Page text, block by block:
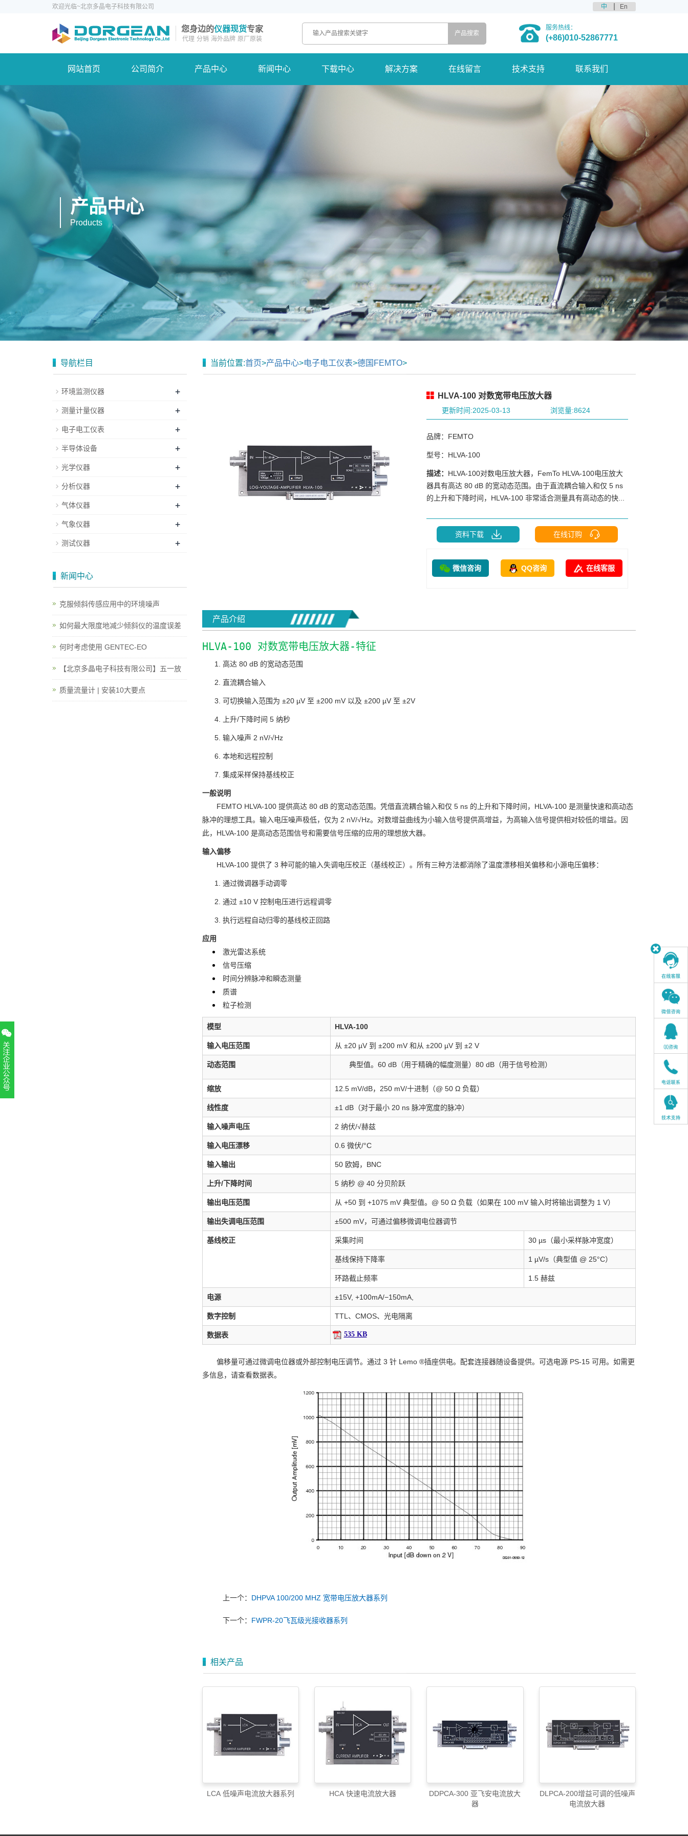
欢迎光临~北京多晶电子科技有限公司 中 En
您身边的仪器现货专家
代理 分销 海外品牌 原厂原装
服务热线：
(+86)010-52867771
网站首页 公司简介 产品中心 新闻中心 下载中心 解决方案 在线留言 技术支持 联系我们
产品中心
Products
当前位置:首页>产品中心>电子电工仪表>德国FEMTO>
HLVA-100 对数宽带电压放大器
更新时间:2025-03-13 浏览量:8624
品牌：FEMTO
型号：HLVA-100
描述： HLVA-100对数电压放大器，FemTo HLVA-100电压放大
器具有高达 80 dB 的宽动态范围。由于直流耦合输入和仅 5 ns
的上升和下降时间，HLVA-100 非常适合测量具有高动态的快...
资料下载 在线订购
微信咨询 QQ咨询 在线客服
产品介绍
HLVA-100 对数宽带电压放大器-特征
高达 80 dB 的宽动态范围
直流耦合输入
可切换输入范围为 ±20 µV 至 ±200 mV 以及 ±200 µV 至 ±2V
上升/下降时间 5 纳秒
输入噪声 2 nV/√Hz
本地和远程控制
集成采样保持基线校正
一般说明
FEMTO HLVA-100 提供高达 80 dB 的宽动态范围。凭借直流耦合输入和仅 5 ns 的上升和下降时间，HLVA-100 是测量快速和高动态
脉冲的理想工具。输入电压噪声极低，仅为 2 nV/√Hz。对数增益曲线为小输入信号提供高增益，为高输入信号提供相对较低的增益。因
此，HLVA-100 是高动态范围信号和需要信号压缩的应用的理想放大器。
输入偏移
HLVA-100 提供了 3 种可能的输入失调电压校正（基线校正）。所有三种方法都消除了温度漂移相关偏移和小源电压偏移：
通过微调器手动调零
通过 ±10 V 控制电压进行远程调零
执行远程自动归零的基线校正回路
应用
激光雷达系统
信号压缩
时间分辨脉冲和瞬态测量
质谱
粒子检测
模型 HLVA-100
输入电压范围 从 ±20 µV 到 ±200 mV 和从 ±200 µV 到 ±2 V
动态范围 典型值。 60 dB（用于精确的幅度测量） 80 dB（用于信号检测）
缩放 12.5 mV/dB，250 mV/十进制（@ 50 Ω 负载）
线性度 ±1 dB（对于最小 20 ns 脉冲宽度的脉冲）
输入噪声电压 2 纳伏/√赫兹
输入电压漂移 0.6 微伏/°C
输入输出 50 欧姆，BNC
上升/下降时间 5 纳秒 @ 40 分贝阶跃
输出电压范围 从 +50 到 +1075 mV 典型值。 @ 50 Ω 负载（如果在 100 mV 输入时将输出调整为 1 V）
输出失调电压范围 ±500 mV，可通过偏移微调电位器调节
基线校正 采集时间 30 µs（最小采样脉冲宽度）
基线保持下降率 1 µV/s（典型值 @ 25°C）
环路截止频率 1.5 赫兹
电源 ±15V, +100mA/−150mA,
数字控制 TTL、CMOS、光电隔离
数据表 535 KB
偏移量可通过微调电位器或外部控制电压调节。通过 3 针 Lemo ®插座供电。配套连接器随设备提供。可选电源 PS-15 可用。如需更
多信息，请查看数据表。
上一个： DHPVA 100/200 MHZ 宽带电压放大器系列
下一个： FWPR-20飞瓦级光接收器系列
相关产品
LCA 低噪声电流放大器系列 HCA 快速电流放大器
DDPCA-300 亚飞安电流放大
器
DLPCA-200增益可调的低噪声
电流放大器
导航栏目
环境监测仪器 +
测量计量仪器 +
电子电工仪表 +
半导体设备 +
光学仪器 +
分析仪器 +
气体仪器 +
气象仪器 +
测试仪器 +
新闻中心
克服倾斜传感应用中的环境噪声
如何最大限度地减少倾斜仪的温度误差
何时考虑使用 GENTEC-EO
【北京多晶电子科技有限公司】五一放
质量流量计 | 安装10大要点
扫一扫，关注官方账号